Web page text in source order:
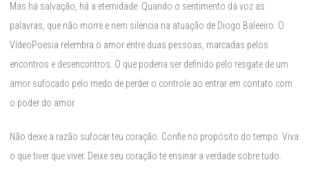
Mas há salvação, há a eternidade. Quando o sentimento dá voz as
palavras, que não morre e nem silencia na atuação de Diogo Baleeiro. O
VídeoPoesia relembra o amor entre duas pessoas, marcadas pelos
encontros e desencontros. O que poderia ser definido pelo resgate de um
amor sufocado pelo medo de perder o controle ao entrar em contato com
o poder do amor.
Não deixe a razão sufocar teu coração. Confie no propósito do tempo. Viva
o que tiver que viver. Deixe seu coração te ensinar a verdade sobre tudo.